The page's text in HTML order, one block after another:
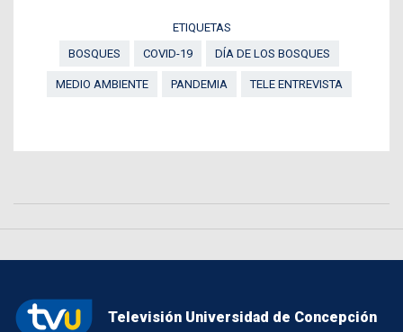
ETIQUETAS
BOSQUES
COVID-19 DÍA DE LOS BOSQUES
MEDIO AMBIENTE PANDEMIA TELE ENTREVISTA
Televisión Universidad de Concepción